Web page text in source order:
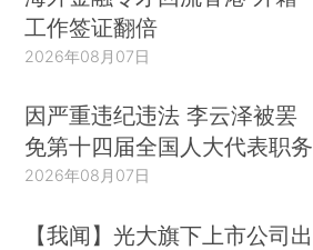
工作签证翻倍
2026年08月07日
因严重违纪违法 李云泽被罢
免第十四届全国人大代表职务
2026年08月07日
【我闻】光大旗下上市公司出